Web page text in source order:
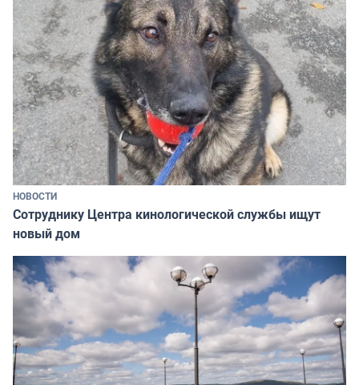
НОВОСТИ
Сотруднику Центра кинологической службы ищут
новый дом